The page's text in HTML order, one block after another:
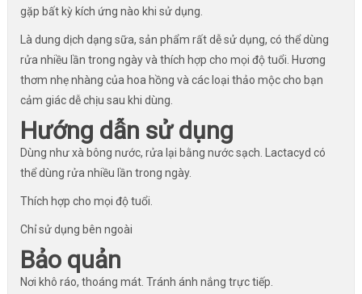
gặp bất kỳ kích ứng nào khi sử dụng.
Là dung dịch dạng sữa, sản phẩm rất dễ sử dụng, có thể dùng
rửa nhiều lần trong ngày và thích hợp cho mọi độ tuổi. Hương
thơm nhẹ nhàng của hoa hồng và các loại thảo mộc cho bạn
cảm giác dễ chịu sau khi dùng.
Hướng dẫn sử dụng
Dùng như xà bông nước, rửa lại bằng nước sạch. Lactacyd có
thể dùng rửa nhiều lần trong ngày.
Thích hợp cho mọi độ tuổi.
Chỉ sử dụng bên ngoài
Bảo quản
Nơi khô ráo, thoáng mát. Tránh ánh nắng trực tiếp.